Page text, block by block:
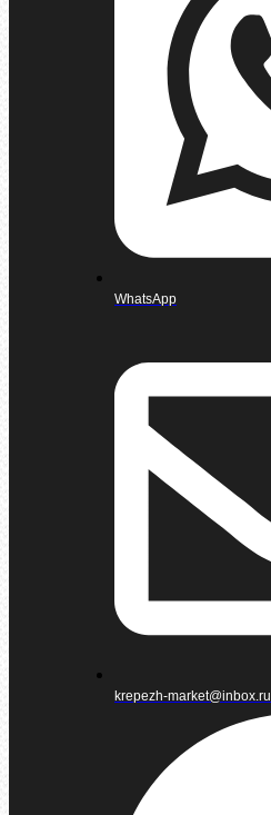
WhatsApp
krepezh-market@inbox.ru